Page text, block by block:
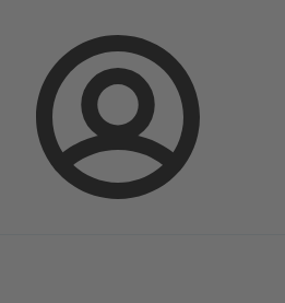
Login
ILN